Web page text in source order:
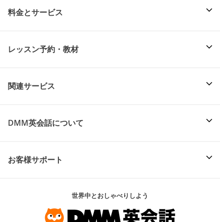
料金とサービス
レッスン予約・教材
関連サービス
DMM英会話について
お客様サポート
世界中とおしゃべりしよう